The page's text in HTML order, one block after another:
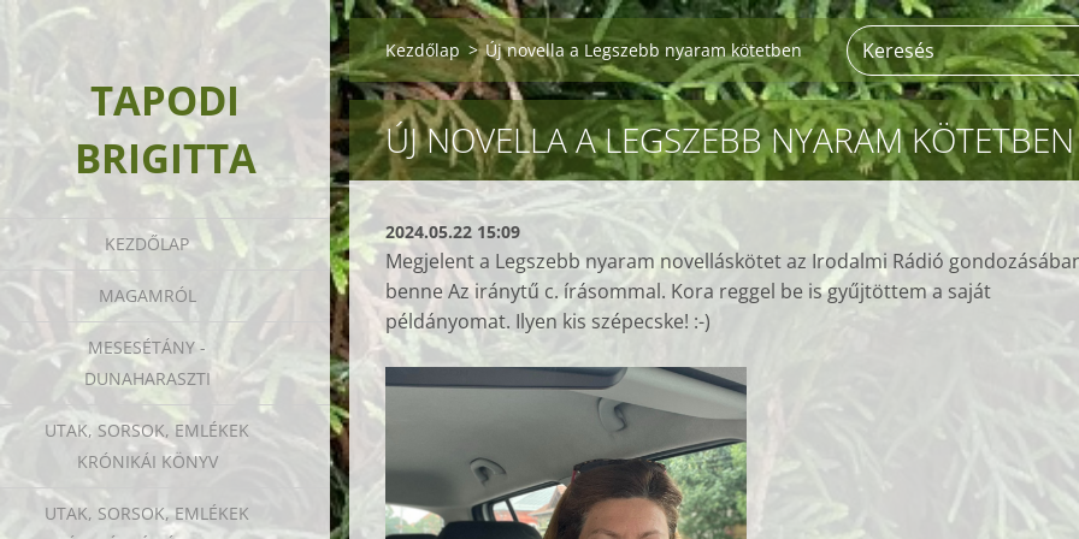
TAPODI
BRIGITTA
KEZDŐLAP
MAGAMRÓL
MESESÉTÁNY -
DUNAHARASZTI
UTAK, SORSOK, EMLÉKEK
KRÓNIKÁI KÖNYV
UTAK, SORSOK, EMLÉKEK
Kezdőlap > Új novella a Legszebb nyaram kötetben
ÚJ NOVELLA A LEGSZEBB NYARAM KÖTETBEN
2024.05.22 15:09
Megjelent a Legszebb nyaram novelláskötet az Irodalmi Rádió
benne Az iránytű c. írásommal. Kora reggel be is gyűjtöttem a saját
példányomat. Ilyen kis szépecske! :-)